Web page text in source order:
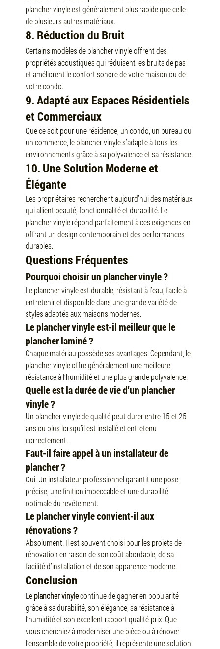
plancher vinyle est généralement plus rapide que celle
de plusieurs autres matériaux.
8. Réduction du Bruit
Certains modèles de plancher vinyle offrent des
propriétés acoustiques qui réduisent les bruits de pas
et améliorent le confort sonore de votre maison ou de
votre condo.
9. Adapté aux Espaces Résidentiels
et Commerciaux
Que ce soit pour une résidence, un condo, un bureau ou
un commerce, le plancher vinyle s’adapte à tous les
environnements grâce à sa polyvalence et sa résistance.
10. Une Solution Moderne et
Élégante
Les propriétaires recherchent aujourd’hui des matériaux
qui allient beauté, fonctionnalité et durabilité. Le
plancher vinyle répond parfaitement à ces exigences en
offrant un design contemporain et des performances
durables.
Questions Fréquentes
Pourquoi choisir un plancher vinyle ?
Le plancher vinyle est durable, résistant à l’eau, facile à
entretenir et disponible dans une grande variété de
styles adaptés aux maisons modernes.
Le plancher vinyle est-il meilleur que le
plancher laminé ?
Chaque matériau possède ses avantages. Cependant, le
plancher vinyle offre généralement une meilleure
résistance à l’humidité et une plus grande polyvalence.
Quelle est la durée de vie d’un plancher
vinyle ?
Un plancher vinyle de qualité peut durer entre 15 et 25
ans ou plus lorsqu’il est installé et entretenu
correctement.
Faut-il faire appel à un installateur de
plancher ?
Oui. Un installateur professionnel garantit une pose
précise, une finition impeccable et une durabilité
optimale du revêtement.
Le plancher vinyle convient-il aux
rénovations ?
Absolument. Il est souvent choisi pour les projets de
rénovation en raison de son coût abordable, de sa
facilité d’installation et de son apparence moderne.
Conclusion
Le plancher vinyle continue de gagner en popularité
grâce à sa durabilité, son élégance, sa résistance à
l’humidité et son excellent rapport qualité-prix. Que
vous cherchiez à moderniser une pièce ou à rénover
l’ensemble de votre propriété, il représente une solution